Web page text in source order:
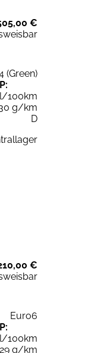
€
(Green)
100km
g/km
D
€
Euro6
100km
g/km